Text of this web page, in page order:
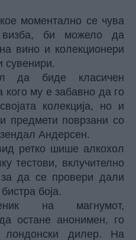
моментално се чува
визба, би можело да
вино и колекционери
сувенири.
да биде класичен
кого му е забавно да го
колекција, но и
предмети поврзани со
Андерсен.
ретко шише алкохол
тестови, вклучително
да се провери дали
боја.
на магнумот,
остане анонимен, го
дилер. На